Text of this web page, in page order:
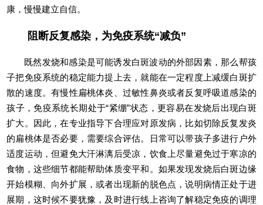
康，慢慢建立自信。
阻断反复感染，为免疫系统“减负”
既然发烧和感染是可能诱发白斑波动的外部因素，那么帮孩
子把免疫系统的稳定能力提上去，就能在一定程度上减缓白斑扩
散的速度。有慢性扁桃体炎、过敏性鼻炎或者反复呼吸道感染的
孩子，免疫系统长期处于“紧绷”状态，更容易在发烧后出现白斑
扩大。因此，在专业指导下合理应对原发病，比如切除反复发炎
的扁桃体是否必要，需要综合评估。日常可以带孩子多进行户外
适度运动，但避免大汗淋漓后受凉，饮食上尽量避免过于寒凉的
食物，这些细节都能帮助体质变平和。如果发现发烧后白斑边缘
开始模糊、向外扩展，或者出现新的脱色点，说明病情正处于进
展期，这时候不要犹豫，及时进行线上咨询了解稳定免疫的调理